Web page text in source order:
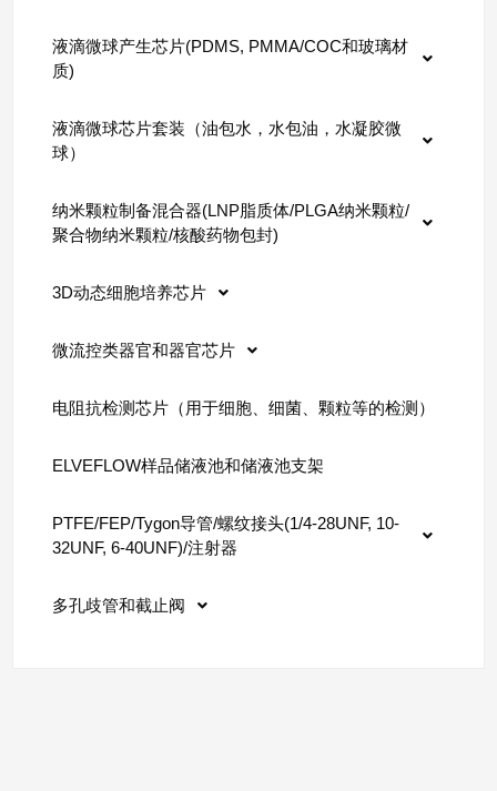
液滴微球产生芯片(PDMS, PMMA/COC和玻璃材
质)
液滴微球芯片套装（油包水，水包油，水凝胶微
球）
纳米颗粒制备混合器(LNP脂质体/PLGA纳米颗粒/
聚合物纳米颗粒/核酸药物包封)
3D动态细胞培养芯片
微流控类器官和器官芯片
电阻抗检测芯片（用于细胞、细菌、颗粒等的检测）
ELVEFLOW样品储液池和储液池支架
PTFE/FEP/Tygon导管/螺纹接头(1/4-28UNF, 10-
32UNF, 6-40UNF)/注射器
多孔歧管和截止阀